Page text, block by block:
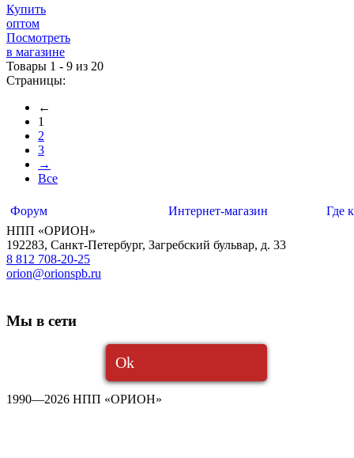
Купить
оптом
Посмотреть
в магазине
Товары 1 - 9 из 20
Страницы:
←
1
2
3
→
Все
Форум Интернет-магазин
Где
НПП «ОРИОН»
192283, Санкт-Петербург, Загребский бульвар, д. 33
8 812 708-20-25
orion@orionspb.ru
Мы в сети
1990—2026 НПП «ОРИОН»
Ok